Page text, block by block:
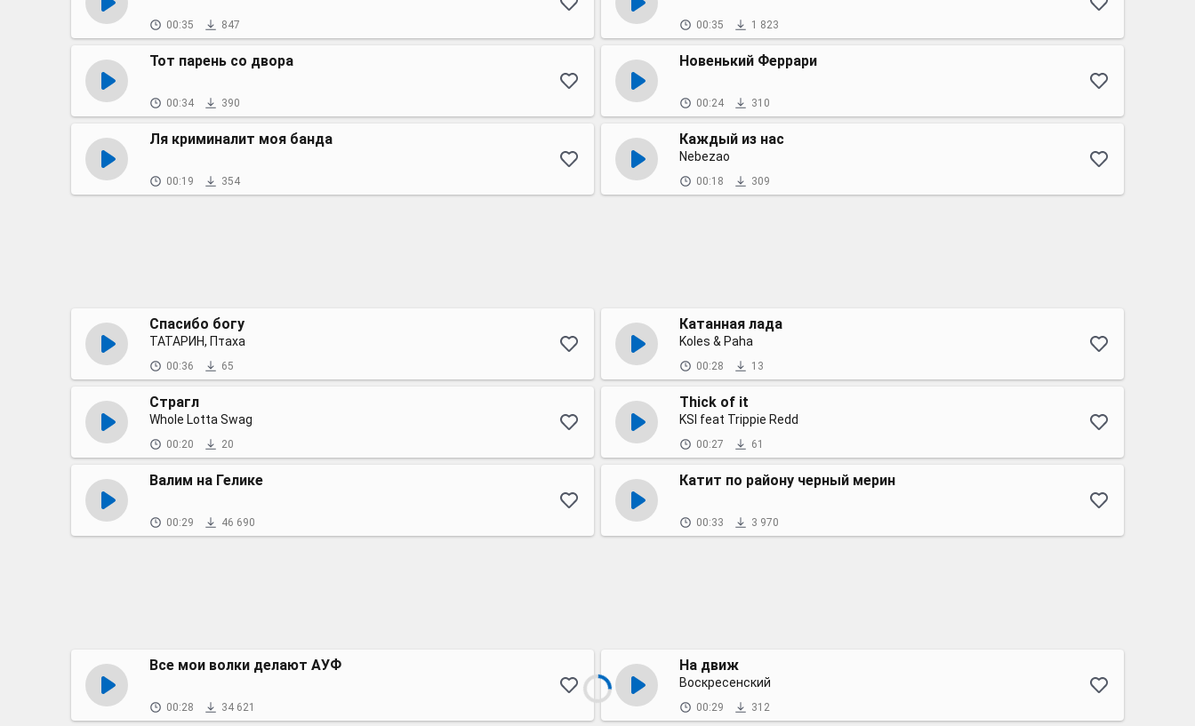
00:35 847 00:35 1 823
Тот парень со двора
00:34 390
Новенький Феррари
00:24 310
Ля криминалит моя банда
00:19 354
Каждый из нас
Nebezao
00:18 309
Спасибо богу
ТАТАРИН, Птаха
00:36 65
Катанная лада
Koles & Paha
00:28 13
Страгл
Whole Lotta Swag
00:20 20
Thick of it
KSI feat Trippie Redd
00:27 61
Валим на Гелике
00:29 46 690
Катит по району черный мерин
00:33 3 970
Все мои волки делают АУФ
00:28 34 621
На движ
Воскресенский
00:29 312